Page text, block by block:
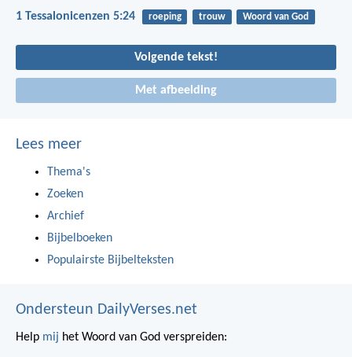
1 Tessalonicenzen 5:24 roeping trouw Woord van God
Volgende tekst!
Met afbeelding
Lees meer
Thema's
Zoeken
Archief
Bijbelboeken
Populairste Bijbelteksten
Ondersteun DailyVerses.net
Help mij het Woord van God verspreiden: